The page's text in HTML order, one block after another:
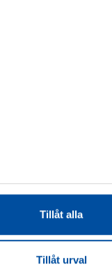
Tillåt alla
Tillåt urval